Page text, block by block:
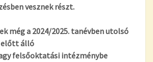
vesznek részt.
még a 2024/2025. tanévben utolsó
előtt álló
felsőoktatási intézménybe